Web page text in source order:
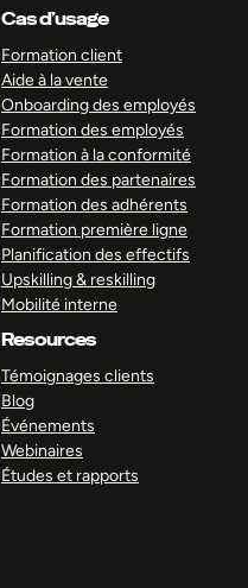
Cas d’usage
Formation client
Aide à la vente
Onboarding des employés
Formation des employés
Formation à la conformité
Formation des partenaires
Formation des adhérents
Formation première ligne
Planification des effectifs
Upskilling & reskilling
Mobilité interne
Resources
Témoignages clients
Blog
Événements
Webinaires
Études et rapports